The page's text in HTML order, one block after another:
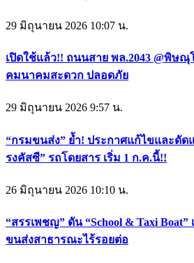
29 มิถุนายน 2026 10:07 น.
เปิดใช้แล้ว!! ถนนสาย พล.2043 @พิษณุ
คมนาคมสะดวก ปลอดภัย
29 มิถุนายน 2026 9:57 น.
“กรมขนส่ง” ย้ำ! ประกาศแก้ไขและดัด
รงคัสซี” รถโดยสาร เริ่ม 1 ก.ค.นี้!!
26 มิถุนายน 2026 10:10 น.
“สรรเพชญ” ดัน “School & Taxi
ขนส่งสาธารณะไร้รอยต่อ